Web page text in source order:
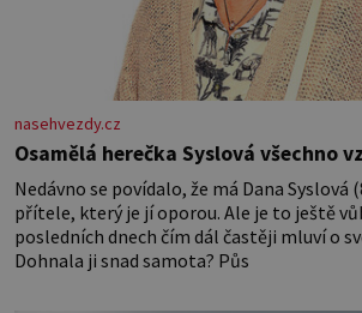
nasehvezdy.cz
Osamělá herečka Syslová všechno
Nedávno se povídalo, že má Dana Syslová
přítele, který je jí oporou. Ale je to ještě
posledních dnech čím dál častěji mluví o
Dohnala ji snad samota? Půs